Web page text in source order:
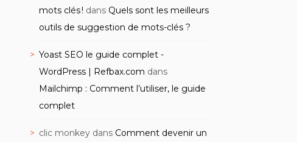
mots clés ! dans Quels sont les meilleurs
outils de suggestion de mots-clés ?
Yoast SEO le guide complet -
WordPress | Refbax.com dans
Mailchimp : Comment l’utiliser, le guide
complet
clic monkey dans Comment devenir un